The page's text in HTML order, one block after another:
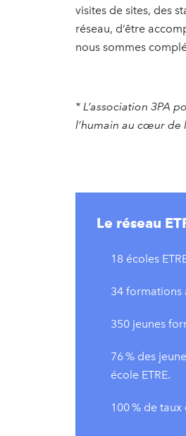
visites de sites, des
réseau, d’être
nous sommes
* L’association 3PA
l’humain au cœur de
Le réseau
18 écoles
34 formations
350 jeunes
76 % des
école ETRE.
100 % de